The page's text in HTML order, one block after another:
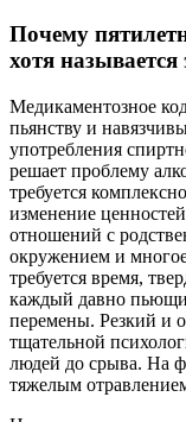
Почему
хотя
Медикаментозное
пьянству и
употребления
решает проблему
требуется
изменение
отношений с
окружением и
требуется время,
каждый давно
перемены. Резкий и
тщательной
людей до срыва. На
тяжелым